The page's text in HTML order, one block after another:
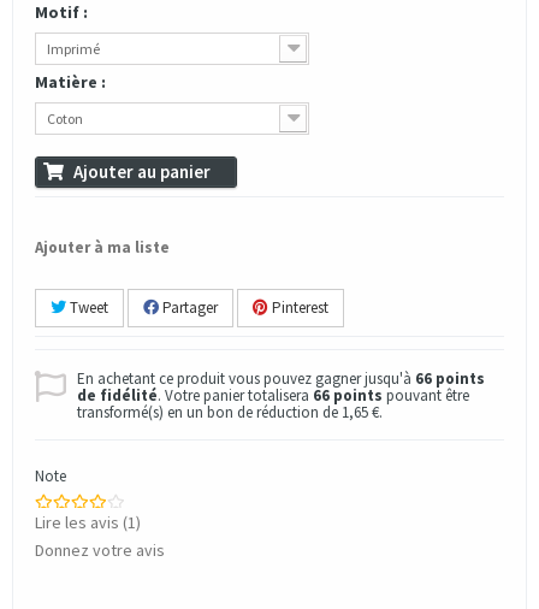
Motif :
Imprimé
Matière :
Coton
Ajouter au panier
Ajouter à ma liste
Tweet Partager Pinterest
En achetant ce produit vous pouvez gagner jusqu'à 66 points
de fidélité. Votre panier totalisera 66 points pouvant être
transformé(s) en un bon de réduction de 1,65 €.
Note
Lire les avis (1)
Donnez votre avis